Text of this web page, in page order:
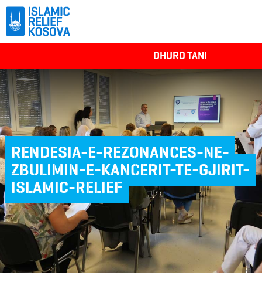
DHURO TANI
RENDESIA-E-REZONANCES-NE-
ZBULIMIN-E-KANCERIT-TE-GJIRIT-
ISLAMIC-RELIEF